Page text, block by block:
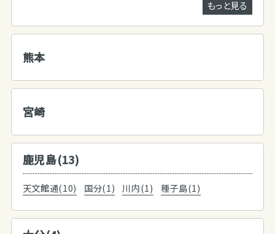
もっと見る
熊本
宮崎
鹿児島(13)
天文館通(10) 国分(1) 川内(1) 種子島(1)